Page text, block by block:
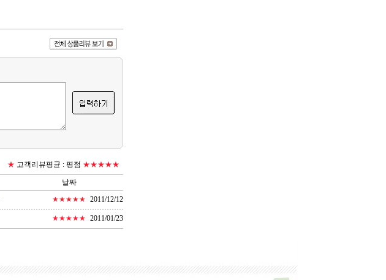
★ 고객리뷰평균 : 평점 ★★★★★
날짜
★★★★★ 2011/12/12
★★★★★ 2011/01/23